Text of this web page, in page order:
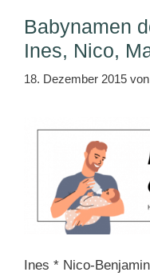
Babynamen
Ines, Nico,
18. Dezember 2015 von
Ines * Nico-